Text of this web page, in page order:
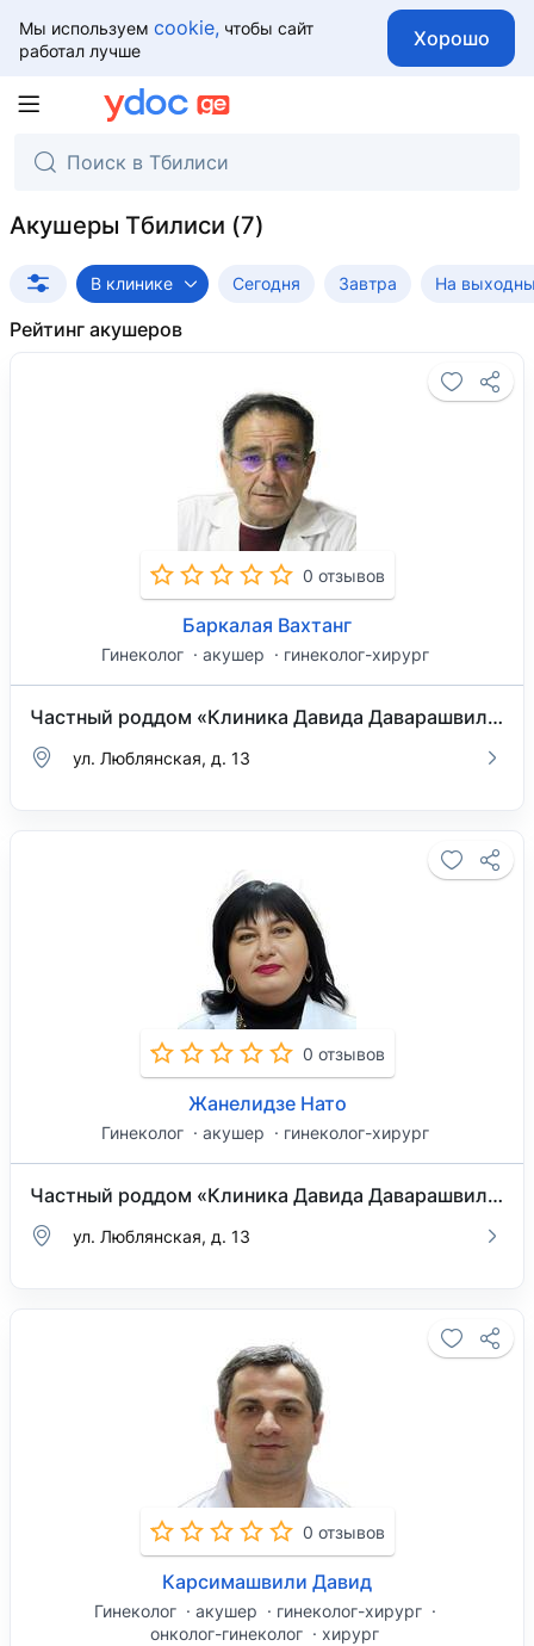
Мы используем cookie, чтобы сайт
работал лучше
Хорошо
Акушеры Тбилиси
В клинике Сегодня Завтра На
Рейтинг акушеров
0 отзывов
Баркалая Вахтанг
Гинеколог акушер гинеколог-хирург
Частный роддом «Клиника Давида Даварашвили»
ул. Люблянская, д. 13
0 отзывов
Жанелидзе Нато
Гинеколог акушер гинеколог-хирург
Частный роддом «Клиника Давида Даварашвили»
ул. Люблянская, д. 13
0 отзывов
Карсимашвили Давид
Гинеколог акушер
гинеколог-хирург
онколог-гинеколог
хирург